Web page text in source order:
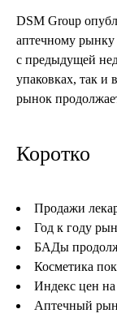
DSM Group
аптечному
с предыдущей
упаковках, так и
рынок
Коротко
Продажи
Год к году
БАДы
Косметика
Индекс цен на
Аптечный